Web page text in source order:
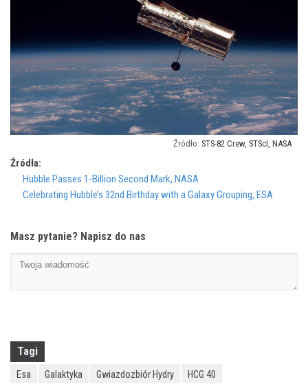
STS-82 Crew, STScI, NASA
Źródła:
Hubble Passes 1-Billion Second Mark, NASA
Celebrating Hubble’s 32nd Birthday with a Galaxy Grouping, ESA
Masz pytanie? Napisz do nas
Tagi
Esa Galaktyka Gwiazdozbiór Hydry
HCG 40